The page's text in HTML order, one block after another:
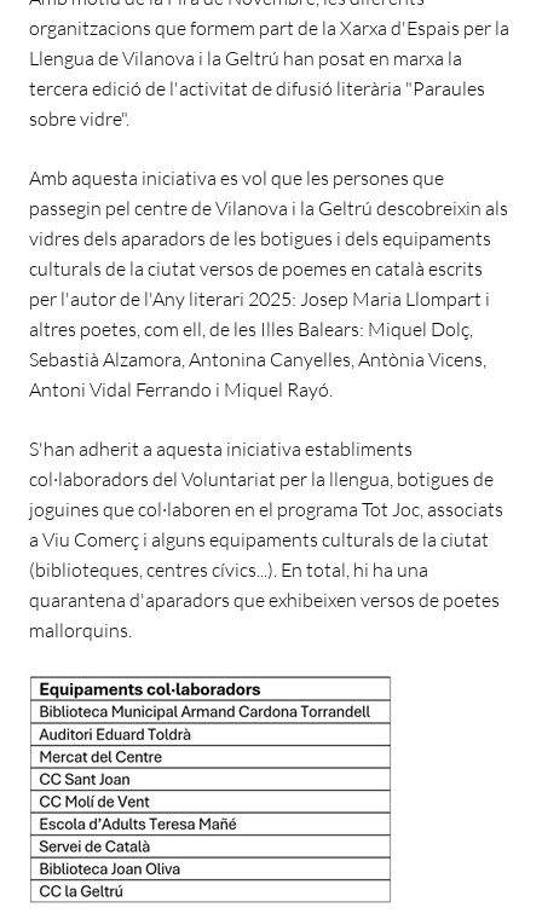
organitzacions que formem part de la Xarxa d'Espais per la
Llengua de Vilanova i la Geltrú han posat en marxa la
tercera edició de l'activitat de difusió literària "Paraules
sobre vidre".
Amb aquesta iniciativa es vol que les persones que
passegin pel centre de Vilanova i la Geltrú descobreixin als
vidres dels aparadors de les botigues i dels equipaments
culturals de la ciutat versos de poemes en català escrits
per l'autor de l'Any literari 2025: Josep Maria Llompart i
altres poetes, com ell, de les Illes Balears: Miquel Dolç,
Sebastià Alzamora, Antonina Canyelles, Antònia Vicens,
Antoni Vidal Ferrando i Miquel Rayó.
S'han adherit a aquesta iniciativa establiments
col·laboradors del Voluntariat per la llengua, botigues de
joguines que col·laboren en el programa Tot Joc, associats
a Viu Comerç i alguns equipaments culturals de la ciutat
(biblioteques, centres cívics...). En total, hi ha una
quarantena d'aparadors que exhibeixen versos de poetes
mallorquins.